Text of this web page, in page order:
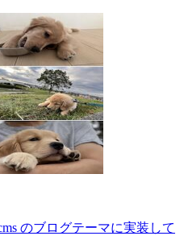
のブログテーマに実装して